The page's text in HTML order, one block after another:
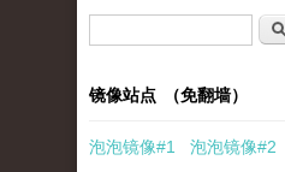
搜索
镜像站点 （免翻墙）
泡泡镜像#1 泡泡镜像#2